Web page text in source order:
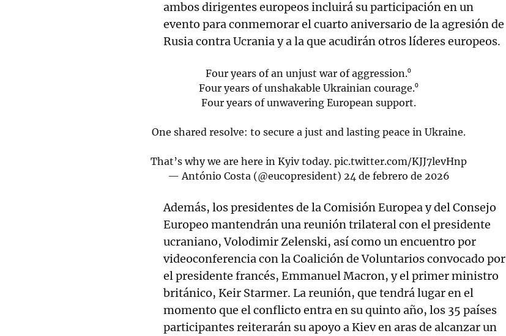
ambos dirigentes europeos incluirá su participación en un
evento para conmemorar el cuarto aniversario de la agresión de
Rusia contra Ucrania y a la que acudirán otros líderes europeos.
Four years of an unjust war of aggression.⁰
Four years of unshakable Ukrainian courage.⁰
Four years of unwavering European support.
One shared resolve: to secure a just and lasting peace in Ukraine.
That’s why we are here in Kyiv today. pic.twitter.com/KJJ7levHnp
— António Costa (@eucopresident) 24 de febrero de 2026
Además, los presidentes de la Comisión Europea y del Consejo
Europeo mantendrán una reunión trilateral con el presidente
ucraniano, Volodimir Zelenski, así como un encuentro por
videoconferencia con la Coalición de Voluntarios convocado por
el presidente francés, Emmanuel Macron, y el primer ministro
británico, Keir Starmer. La reunión, que tendrá lugar en el
momento que el conflicto entra en su quinto año, los 35 países
participantes reiterarán su apoyo a Kiev en aras de alcanzar un